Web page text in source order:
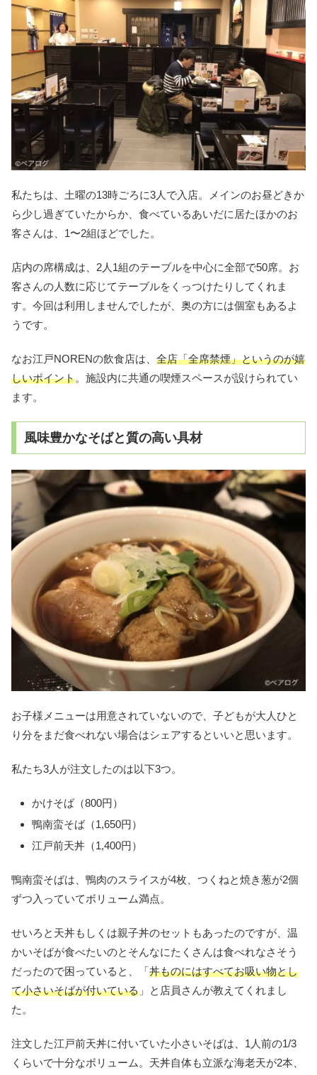
私たちは、土曜の13時ごろに3人で入店。メインのお昼どきか
ら少し過ぎていたからか、食べているあいだに居たほかのお
客さんは、1〜2組ほどでした。
店内の席構成は、2人1組のテーブルを中心に全部で50席。お
客さんの人数に応じてテーブルをくっつけたりしてくれま
す。今回は利用しませんでしたが、奥の方には個室もあるよ
うです。
なお江戸NORENの飲食店は、 全店「全席禁煙」というのが嬉
しいポイント。施設内に共通の喫煙スペースが設けられてい
ます。
風味豊かなそばと質の高い具材
お子様メニューは用意されていないので、子どもが大人ひと
り分をまだ食べれない場合はシェアするといいと思います。
私たち3人が注文したのは以下3つ。
かけそば（800円）
鴨南蛮そば（1,650円）
江戸前天丼（1,400円）
鴨南蛮そばは、鴨肉のスライスが4枚、つくねと焼き葱が2個
ずつ入っていてボリューム満点。
せいろと天丼もしくは親子丼のセットもあったのですが、温
かいそばが食べたいのとそんなにたくさんは食べれなさそう
だったので困っていると、「丼ものにはすべてお吸い物とし
て小さいそばが付いている 」と店員さんが教えてくれまし
た。
注文した江戸前天丼に付いていた小さいそばは、1人前の1/3
くらいで十分なボリューム。天丼自体も立派な海老天が2本、